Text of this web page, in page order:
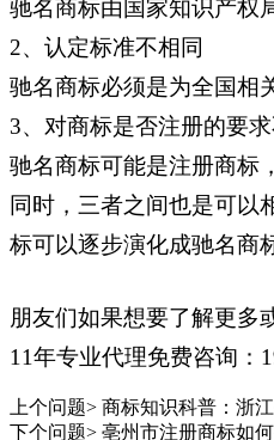
驰名商标由国家知识产权
2、认定标准不相同
驰名商标必须是为全国相
3、对商标是否注册的要
驰名商标可能是注册商标
同时，三者之间也是可以
标可以逐步演化成驰名商
朋友们如果想要了解更多
11年专业代理免费咨询：
上个问题> 商标知识科普：浙
下个问题> 亳州市注册商标如